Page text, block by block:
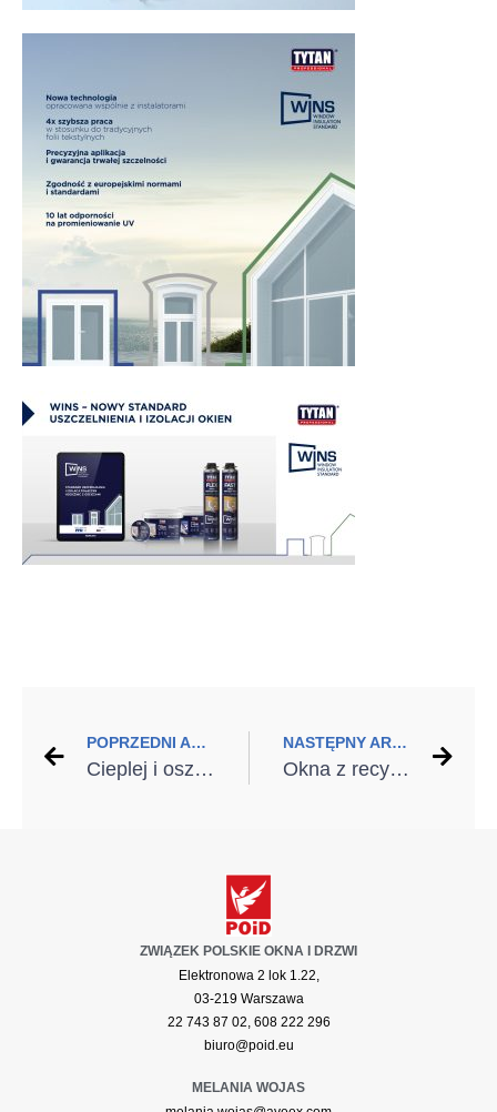
POPRZEDNI ARTYKUŁ
Cieplej i oszczędniej dzięki termomodernizacji. Jak zadbać o klimat i domowy budżet?
NASTĘPNY ARTYKUŁ
Okna z recyklingu – dlaczego warto na nie postawić?
ZWIĄZEK POLSKIE OKNA I DRZWI
Elektronowa 2 lok 1.22,
03-219 Warszawa
22 743 87 02, 608 222 296
biuro@poid.eu
MELANIA WOJAS